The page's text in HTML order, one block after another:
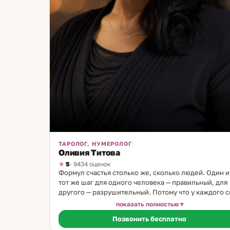
ТАРОЛОГ, НУМЕРОЛОГ
Оливия Титова
5· 9434 оценок
Формул счастья столько же, сколько людей. Один и
тот же шаг для одного человека — правильный, для
другого — разрушительный. Потому что у каждого
структура. И когда её видишь — многое становится
понятным. Я таролог и нумеролог с 19-летним
Моя семья — врачи, большая медицинская династия.
показать полностью
Позвонить бесплатно